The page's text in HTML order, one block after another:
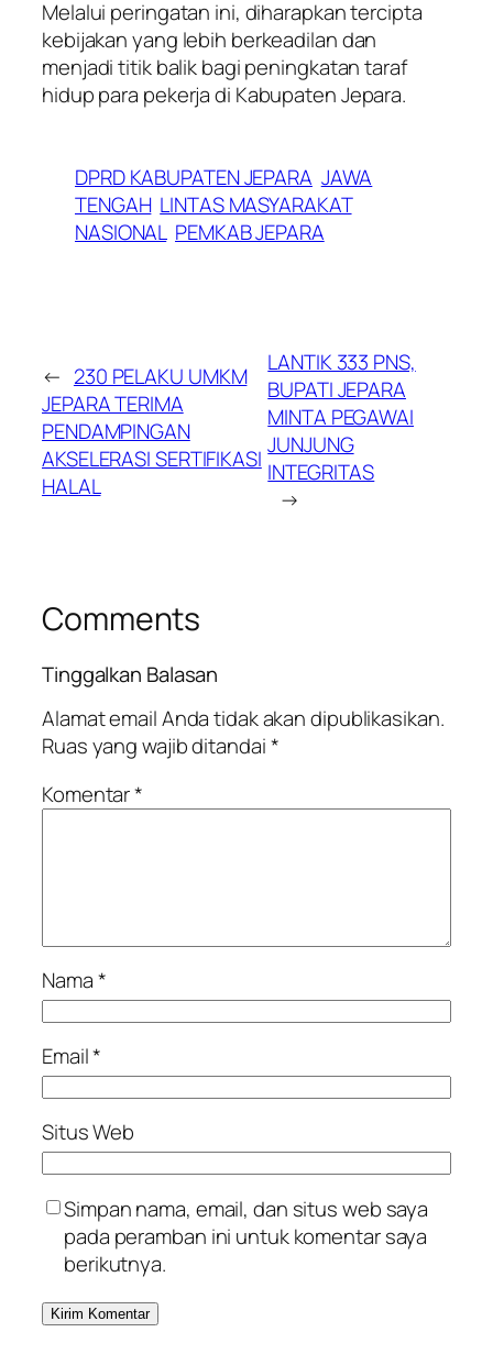
​Melalui peringatan ini, diharapkan tercipta
kebijakan yang lebih berkeadilan dan
menjadi titik balik bagi peningkatan taraf
hidup para pekerja di Kabupaten Jepara.
DPRD KABUPATEN JEPARA JAWA
TENGAH LINTAS MASYARAKAT
NASIONAL PEMKAB JEPARA
← 230 PELAKU UMKM
JEPARA TERIMA
PENDAMPINGAN
AKSELERASI SERTIFIKASI
HALAL
LANTIK 333 PNS,
BUPATI JEPARA
MINTA PEGAWAI
JUNJUNG
INTEGRITAS
→
Comments
Tinggalkan Balasan
Alamat email Anda tidak akan dipublikasikan.
Ruas yang wajib ditandai*
Komentar*
Nama*
Email*
Situs Web
Simpan nama, email, dan situs web saya
pada peramban ini untuk komentar saya
berikutnya.